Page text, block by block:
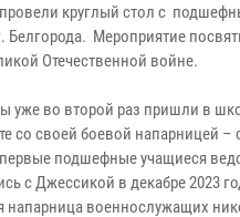
круглый стол с
Мероприятие
Отечественной войне.
уже во второй раз пришли в
со своей боевой напарницей –
подшефные учащиеся
с Джессикой в декабре 2023
напарница военнослужащих